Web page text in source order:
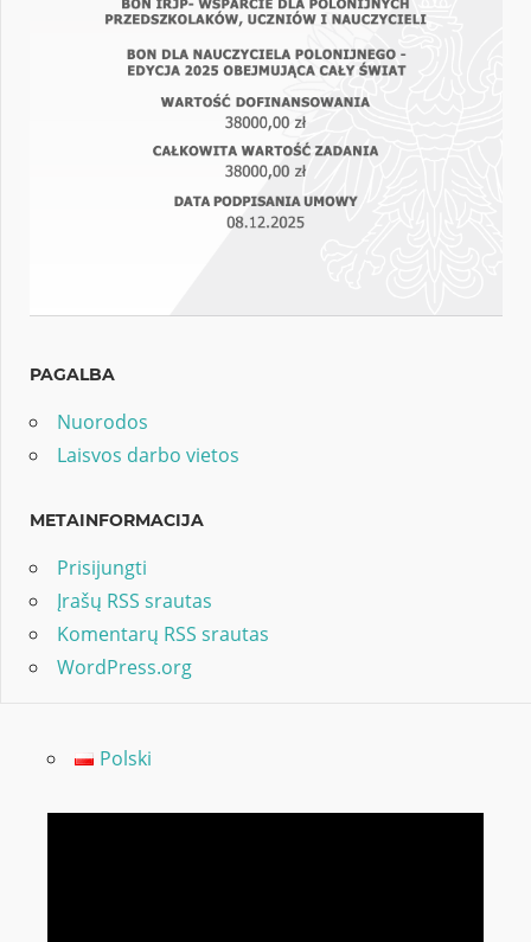
PAGALBA
Nuorodos
Laisvos darbo vietos
METAINFORMACIJA
Prisijungti
Įrašų RSS srautas
Komentarų RSS srautas
WordPress.org
Polski